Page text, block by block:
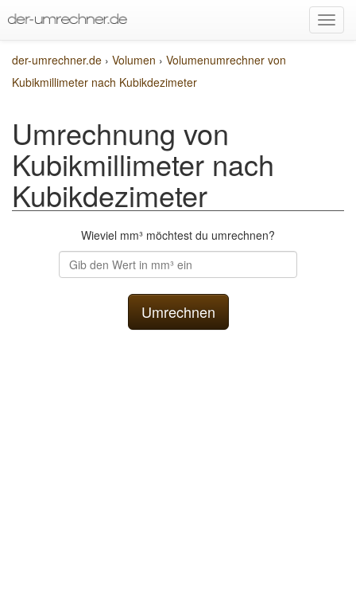
der-umrechner.de › Volumen › Volumenumrechner von
Kubikmillimeter nach Kubikdezimeter
Umrechnung von
Kubikmillimeter nach
Kubikdezimeter
Wieviel mm³ möchtest du umrechnen?